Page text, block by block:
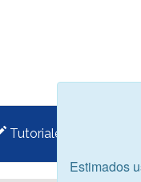
Tutoriales
Estimados